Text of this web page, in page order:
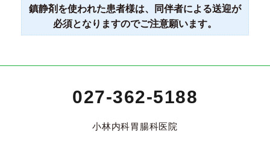
鎮静剤を使われた患者様は、同伴者による送迎が
必須となりますのでご注意願います。
027-362-5188
小林内科胃腸科医院